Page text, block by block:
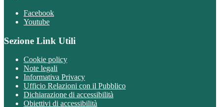
Facebook
Youtube
Sezione Link Utili
Cookie policy
Note legali
Informativa Privacy
Ufficio Relazioni con il Pubblico
Dichiarazione di accessibilità
Obiettivi di accessibilità